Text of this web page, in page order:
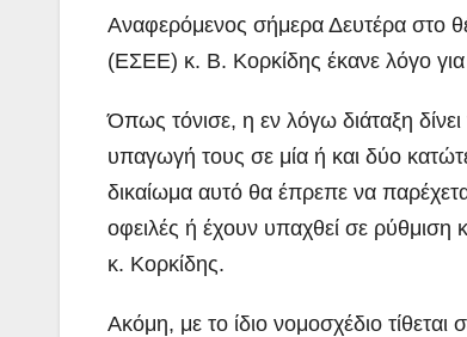
Αναφερόμενος σήμερα Δευτέρα στο
(ΕΣΕΕ) κ. Β. Κορκίδης έκανε λόγο
Όπως τόνισε, η εν λόγω διάταξη
υπαγωγή τους σε μία ή και δύο
δικαίωμα αυτό θα έπρεπε να
οφειλές ή έχουν υπαχθεί σε ρύθμιση
κ. Κορκίδης.
Ακόμη, με το ίδιο νομοσχέδιο